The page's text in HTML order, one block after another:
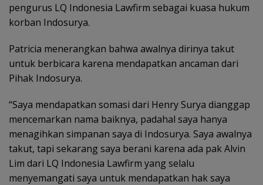
pengurus LQ Indonesia Lawfirm sebagai kuasa hukum
korban Indosurya.
Patricia menerangkan bahwa awalnya dirinya takut
untuk berbicara karena mendapatkan ancaman dari
Pihak Indosurya.
“Saya mendapatkan somasi dari Henry Surya dianggap
mencemarkan nama baiknya, padahal saya hanya
menagihkan simpanan saya di Indosurya. Saya awalnya
takut, tapi sekarang saya berani karena ada pak Alvin
Lim dari LQ Indonesia Lawfirm yang selalu
menyemangati saya untuk mendapatkan hak saya